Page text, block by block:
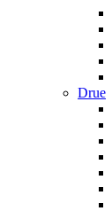
Drue